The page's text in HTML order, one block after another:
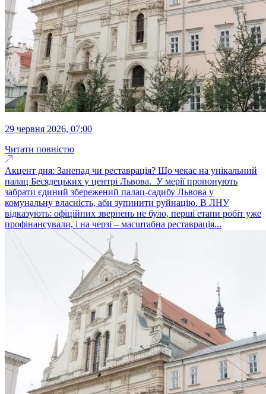
29 червня 2026, 07:00
Читати повністю
Акцент дня: Занепад чи реставрація? Що чекає на унікальний
палац Бесядецьких у центрі Львова. У мерії пропонують
забрати єдиний збережений палац-садибу Львова у
комунальну власність, аби зупинити руйнацію. В ЛНУ
відказують: офіційних звернень не було, перші етапи робіт уже
профінансували, і на черзі – масштабна реставрація...